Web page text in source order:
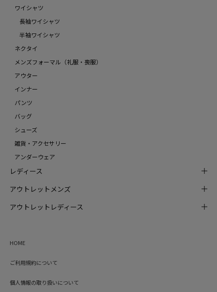
ワイシャツ
長袖ワイシャツ
半袖ワイシャツ
ネクタイ
メンズフォーマル（礼服・喪服）
アウター
インナー
パンツ
バッグ
シューズ
雑貨・アクセサリー
アンダーウェア
レディース
アウトレットメンズ
アウトレットレディース
HOME
ご利用規約について
個人情報の取り扱いについて